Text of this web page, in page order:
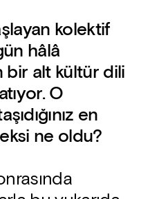
kolektif
hâlâ
bir alt kültür dili
O
en
ne oldu?